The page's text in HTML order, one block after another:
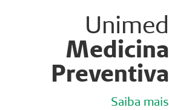
Unimed
Medicina
Preventiva
Saiba mais